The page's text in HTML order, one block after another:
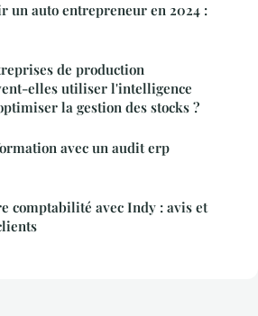
un auto entrepreneur en 2024 :
de production
elles utiliser l'intelligence
la gestion des stocks ?
avec un audit erp
comptabilité avec Indy : avis et